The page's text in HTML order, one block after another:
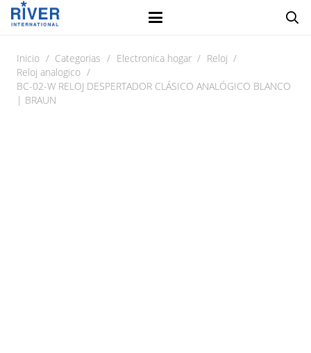
Inicio / Categorias / Electronica hogar / Reloj /
Reloj analogico /
BC-02-W RELOJ DESPERTADOR CLÁSICO ANALÓGICO BLANCO
| BRAUN